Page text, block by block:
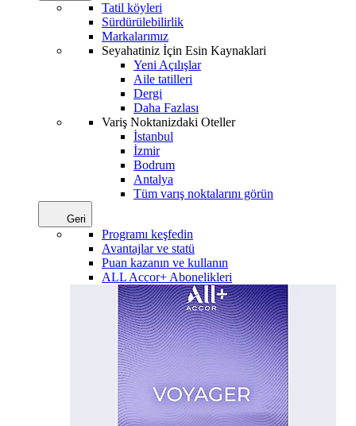
Tatil köyleri
Sürdürülebilirlik
Markalarımız
Seyahatiniz İçin Esin Kaynaklari
Yeni Açılışlar
Aile tatilleri
Dergi
Daha Fazlası
Variş Noktanizdaki Oteller
İstanbul
İzmir
Bodrum
Antalya
Tüm varış noktalarını görün
Geri
Programı keşfedin
Avantajlar ve statü
Puan kazanın ve kullanın
ALL Accor+ Abonelikleri